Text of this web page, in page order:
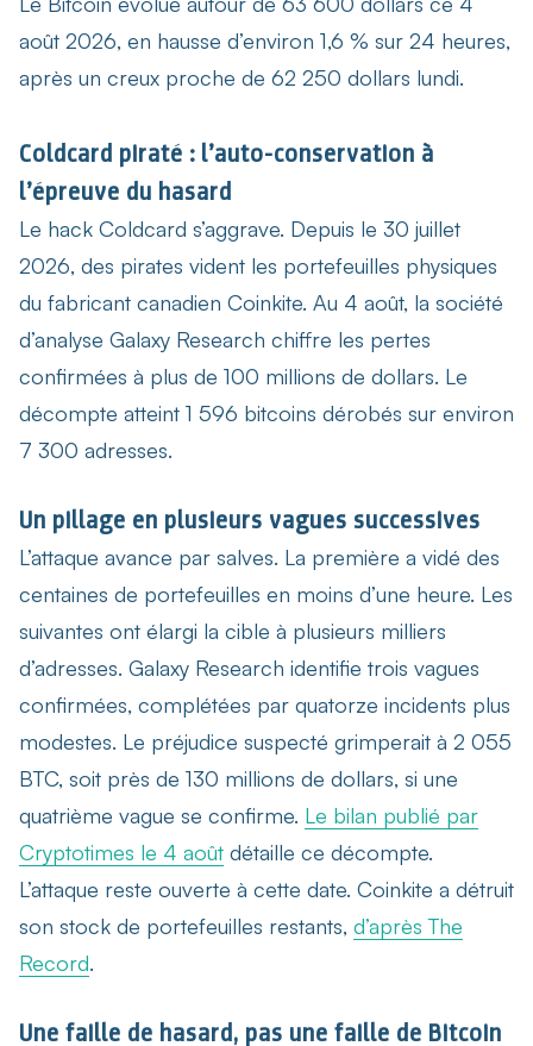
août 2026, en hausse d’environ 1,6 % sur 24 heures,
après un creux proche de 62 250 dollars lundi.
Coldcard piraté : l’auto-conservation à
l’épreuve du hasard
Le hack Coldcard s’aggrave. Depuis le 30 juillet
2026, des pirates vident les portefeuilles physiques
du fabricant canadien Coinkite. Au 4 août, la société
d’analyse Galaxy Research chiffre les pertes
confirmées à plus de 100 millions de dollars. Le
décompte atteint 1 596 bitcoins dérobés sur environ
7 300 adresses.
Un pillage en plusieurs vagues successives
L’attaque avance par salves. La première a vidé des
centaines de portefeuilles en moins d’une heure. Les
suivantes ont élargi la cible à plusieurs milliers
d’adresses. Galaxy Research identifie trois vagues
confirmées, complétées par quatorze incidents plus
modestes. Le préjudice suspecté grimperait à 2 055
BTC, soit près de 130 millions de dollars, si une
quatrième vague se confirme. Le bilan publié par
Cryptotimes le 4 août détaille ce décompte.
L’attaque reste ouverte à cette date. Coinkite a détruit
son stock de portefeuilles restants, d’après The
Record.
Une faille de hasard, pas une faille de Bitcoin